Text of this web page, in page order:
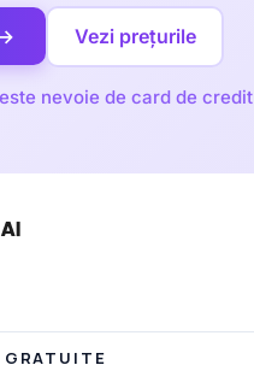
Vezi prețurile
nevoie de card de credit